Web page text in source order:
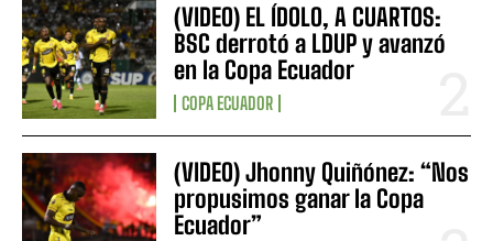
(VIDEO) EL ÍDOLO, A CUARTOS:
BSC derrotó a LDUP y avanzó
en la Copa Ecuador
COPA ECUADOR
(VIDEO) Jhonny Quiñónez: “Nos
propusimos ganar la Copa
Ecuador”